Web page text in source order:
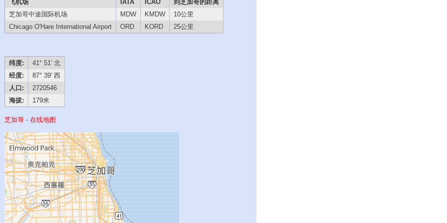
飞机场 IATA ICAO
到芝加哥的距离
芝加哥中途国际机场
MDW KMDW
10公里
Chicago O'Hare International Airport
ORD KORD 25公里
纬度:
41° 51' 北
经度:
87° 39' 西
人口:
2720546
海拔:
179米
芝加哥 - 在线地图